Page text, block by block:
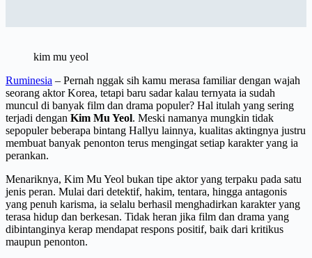
kim mu yeol
Ruminesia – Pernah nggak sih kamu merasa familiar dengan wajah
seorang aktor Korea, tetapi baru sadar kalau ternyata ia sudah
muncul di banyak film dan drama populer? Hal itulah yang sering
terjadi dengan Kim Mu Yeol. Meski namanya mungkin tidak
sepopuler beberapa bintang Hallyu lainnya, kualitas aktingnya justru
membuat banyak penonton terus mengingat setiap karakter yang ia
perankan.
Menariknya, Kim Mu Yeol bukan tipe aktor yang terpaku pada satu
jenis peran. Mulai dari detektif, hakim, tentara, hingga antagonis
yang penuh karisma, ia selalu berhasil menghadirkan karakter yang
terasa hidup dan berkesan. Tidak heran jika film dan drama yang
dibintanginya kerap mendapat respons positif, baik dari kritikus
maupun penonton.